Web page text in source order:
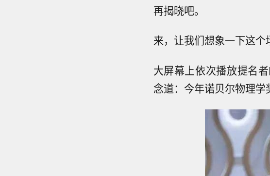
再揭晓吧。
来，让我们想象一下这个
大屏幕上依次播放提名
念道：今年诺贝尔物理